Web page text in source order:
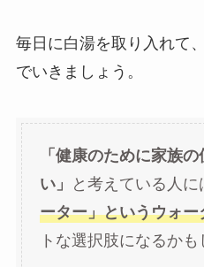
毎日に白湯を取り入れて
でいきましょう。
「 健康のために家族の
い」
と考えている人に
ーター」というウォー
トな選択肢になるかも